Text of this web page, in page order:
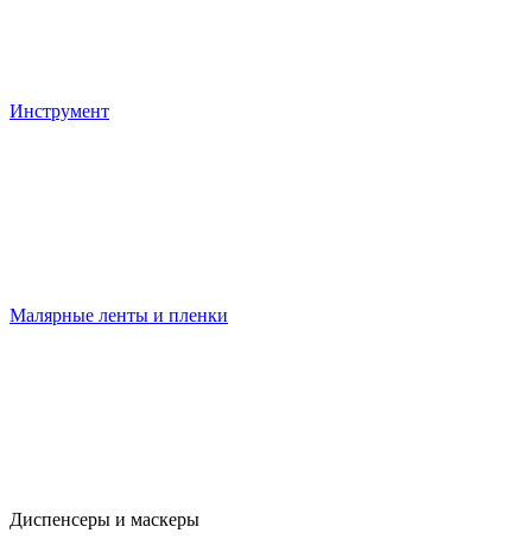
Инструмент
Малярные ленты и пленки
Диспенсеры и маскеры